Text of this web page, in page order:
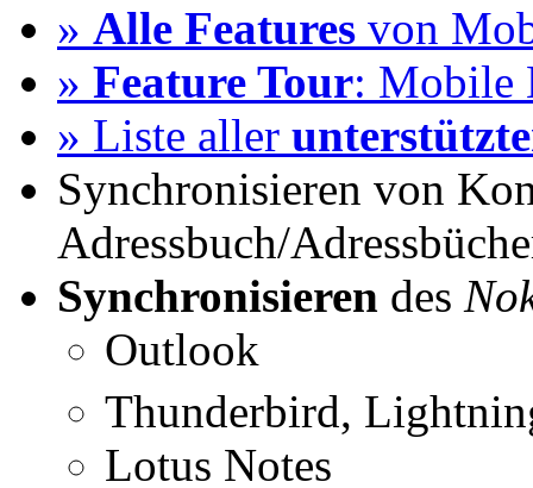
» Alle Features von
» Feature Tour: Mobile
» Liste aller
Synchronisieren von
Adressbuch/
Synchronisieren des
Outlook
Thunderbird,
Lotus Notes